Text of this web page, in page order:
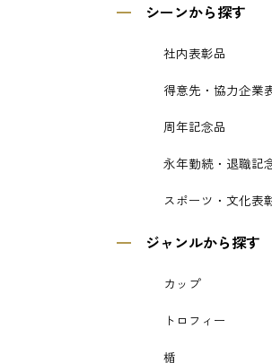
シーンから探す
社内表彰品
得意先・協力企業
周年記念品
永年勤続・退職記
スポーツ・文化表
ジャンルから探す
カップ
トロフィー
楯